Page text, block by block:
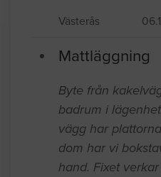
Västerås
Mattläggning
Byte från
badrum i
vägg har
dom har vi
hand. Fixet